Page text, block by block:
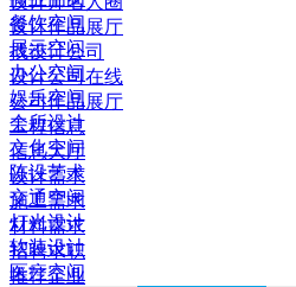
设计作品展厅
找设计公司
设计公司在线
公司作品展厅
工程信息
信息大厅
设计需求
施工需求
材料需求
招聘求职
推荐企业
餐饮空间
展示空间
办公空间
娱乐空间
会所设计
文化空间
陈设艺术
交通空间
灯光设计
软装设计
医疗空间